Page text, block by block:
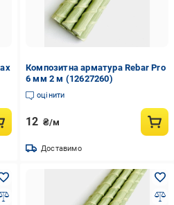
Композитна арматура Rebar Pro
6 мм 2 м (12627260)
оцінити
12 ₴/м
Доставимо